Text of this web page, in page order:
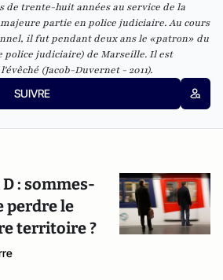
de trente-huit années au service de la
partie en police judiciaire. Au cours
il fut pendant deux ans le «patron» du
police judiciaire) de Marseille. Il est
(Jacob-Duvernet - 2011).
SUIVRE
: sommes-
perdre le
territoire ?